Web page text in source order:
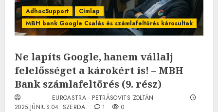
AdhocSupport
Címlap
MBH bank Google Csalás és számlafeltörés károsultak
Ne lapíts Google, hanem vállalj
felelősséget a károkért is! – MBH
Bank számlafeltörés (9. rész)
EUROASTRA - PETRÁSOVITS ZOLTÁN
2025.JÚNIUS.04. SZERDA.
1 0